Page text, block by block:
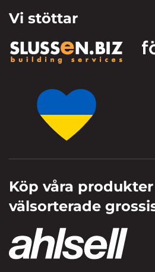
Vi stöttar
Köp våra
välsorterade